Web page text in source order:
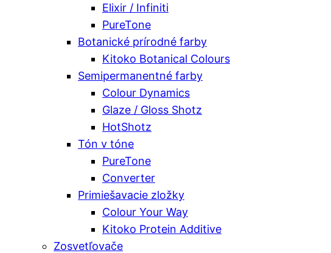
Elixir / Infiniti
PureTone
Botanické prírodné farby
Kitoko Botanical Colours
Semipermanentné farby
Colour Dynamics
Glaze / Gloss Shotz
HotShotz
Tón v tóne
PureTone
Converter
Primiešavacie zložky
Colour Your Way
Kitoko Protein Additive
Zosvetľovače